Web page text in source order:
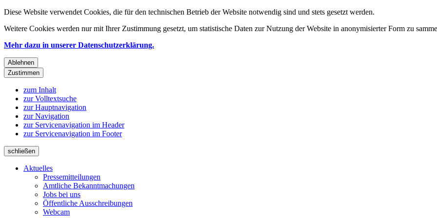
Diese Website verwendet Cookies, die für den technischen Betrieb der Website notwendig sind und stets gesetzt werden.
Weitere Cookies werden nur mit Ihrer Zustimmung gesetzt, um statistische Daten zur Nutzung der Website in anonymisierter Form zu
Mehr dazu in unserer Datenschutzerklärung.
Ablehnen
Zustimmen
zum Inhalt
zur Volltextsuche
zur Hauptnavigation
zur Navigation
zur Servicenavigation im Header
zur Servicenavigation im Footer
schließen
Aktuelles
Pressemitteilungen
Amtliche Bekanntmachungen
Jobs bei uns
Öffentliche Ausschreibungen
Webcam